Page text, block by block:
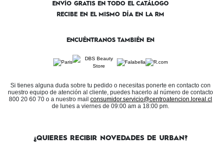
ENVÍO GRATIS EN TODO EL CATÁLOGO
RECIBE EN EL MISMO DÍA EN LA RM
ENCUÉNTRANOS TAMBIÉN EN
Si tienes alguna duda sobre tu pedido o necesitas ponerte en contacto con
nuestro equipo de atención al cliente, puedes hacerlo al número de contacto
800 20 60 70 o a nuestro mail consumidor.servicio@centroatencion.loreal.cl
de lunes a viernes de 09:00 am a 18:00 pm.
¿QUIERES RECIBIR NOVEDADES DE URBAN?